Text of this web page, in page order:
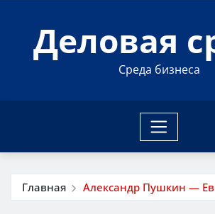
Деловая
Среда бизнеса
Главная Александр Пушкин —